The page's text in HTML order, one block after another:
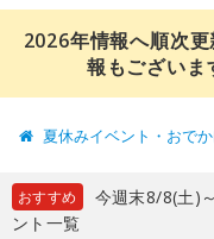
2026年情報へ順次
報もございま
夏休みイベント・おで
おすすめ
今週末8/8(土)
ント一覧